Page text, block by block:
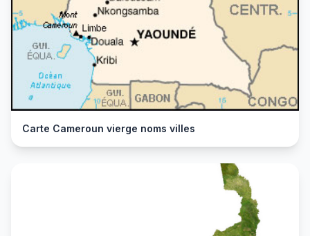
Carte Cameroun vierge noms villes